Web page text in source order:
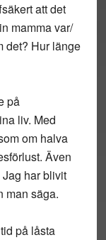
att det
mamma var/
det? Hur länge
på
liv. Med
om halva
Även
har blivit
man säga.
på låsta